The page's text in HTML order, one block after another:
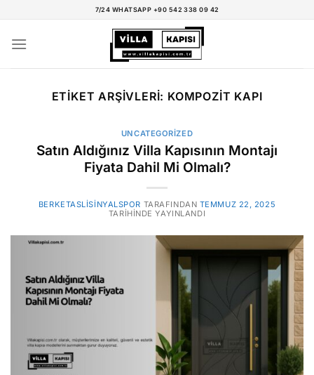
7/24 WHATSAPP +90 542 338 09 42
ETIKET ARŞIVLERI: KOMPOZIT KAPI
UNCATEGORIZED
Satın Aldığınız Villa Kapısının Montajı
Fiyata Dahil Mi Olmalı?
BERKETASLISINYALSPOR TARAFINDAN TEMMUZ 22, 2025
TARIHINDE YAYINLANDI